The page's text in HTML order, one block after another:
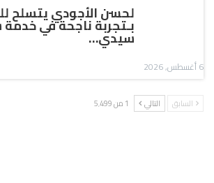
لحسن الأجودي يتسلح
بـتجربة ناجحة في
سيدي…
6 أغسطس, 2026
السابق التالي 1 من 5٬499